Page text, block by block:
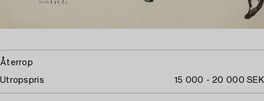
Återrop
Utropspris 15 000 - 20 000 SEK